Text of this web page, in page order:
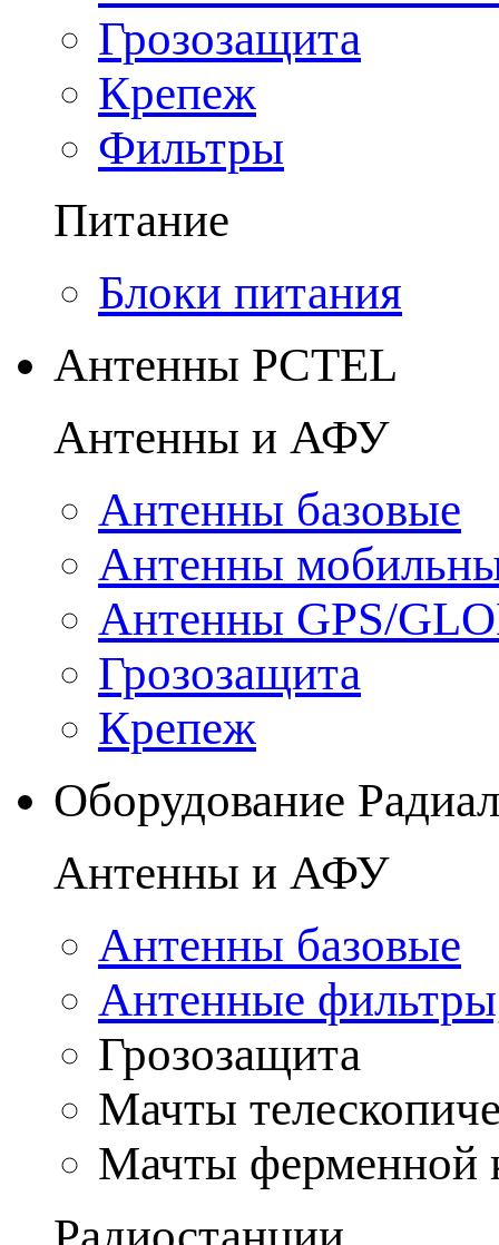
Грозозащита
Крепеж
Фильтры
Питание
Блоки питания
Антенны PCTEL
Антенны и АФУ
Антенны базовые
Антенны
Антенны GPS/
Грозозащита
Крепеж
Оборудование Радиал
Антенны и АФУ
Антенны базовые
Антенные
Грозозащита
Мачты
Мачты ферменной